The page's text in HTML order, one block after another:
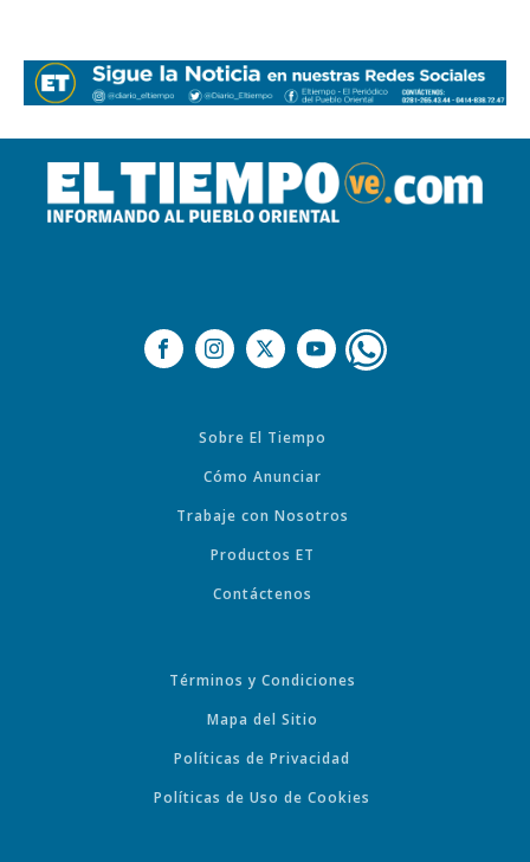
Sobre El Tiempo
Cómo Anunciar
Trabaje con Nosotros
Productos ET
Contáctenos
Términos y Condiciones
Mapa del Sitio
Políticas de Privacidad
Políticas de Uso de Cookies